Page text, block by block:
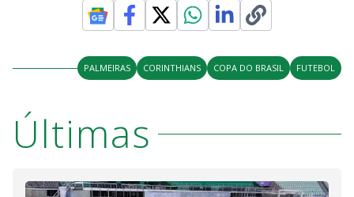
i
d
e
o
PALMEIRAS CORINTHIANS COPA DO BRASIL FUTEBOL
Últimas